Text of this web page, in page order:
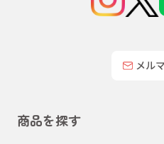
メル
商品を探す